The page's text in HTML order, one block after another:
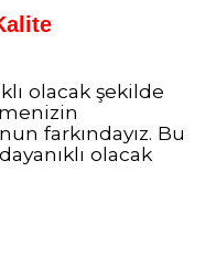
olacak şekilde
farkındayız. Bu
olacak